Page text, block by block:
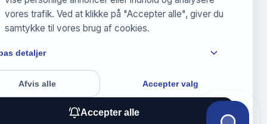
vores trafik. Ved at klikke på "Accepter alle", giver du
samtykke til vores brug af cookies.
detaljer
Afvis alle Accepter valg
Accepter alle